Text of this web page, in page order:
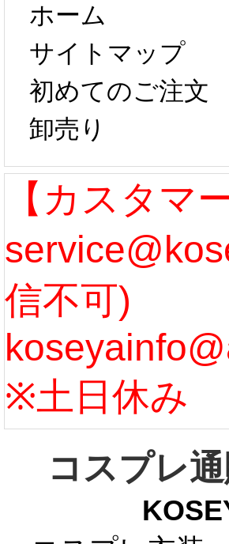
は、2月25日か
らコスプレ制
作、発送予定と
なります。 ...
[more]
ホーム
サイトマップ
初めてのご注文
卸売り
【カスタマ
信不可)
※土日休み
コスプレ